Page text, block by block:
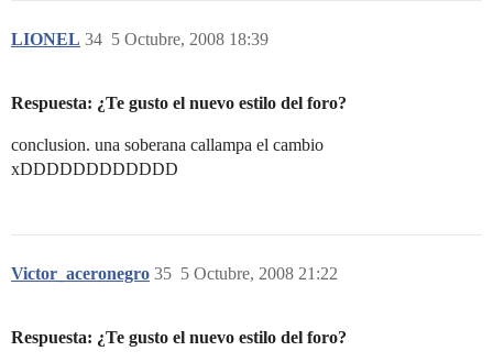
LIONEL 5 Octubre, 2008 18:39
34
Respuesta: ¿Te gusto el nuevo estilo del foro?
conclusion. una soberana callampa el cambio
xDDDDDDDDDDDD
Victor_aceronegro 5 Octubre, 2008 21:22
35
Respuesta: ¿Te gusto el nuevo estilo del foro?